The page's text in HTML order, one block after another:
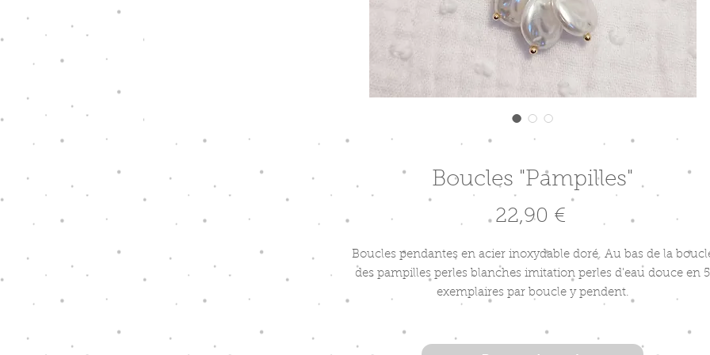
Boucles "Pampilles"
22,90 €
Boucles pendantes en acier inoxydable doré. Au bas de la
des pampilles perles blanches imitation perles d'eau douce en 5
exemplaires par boucle y pendent.